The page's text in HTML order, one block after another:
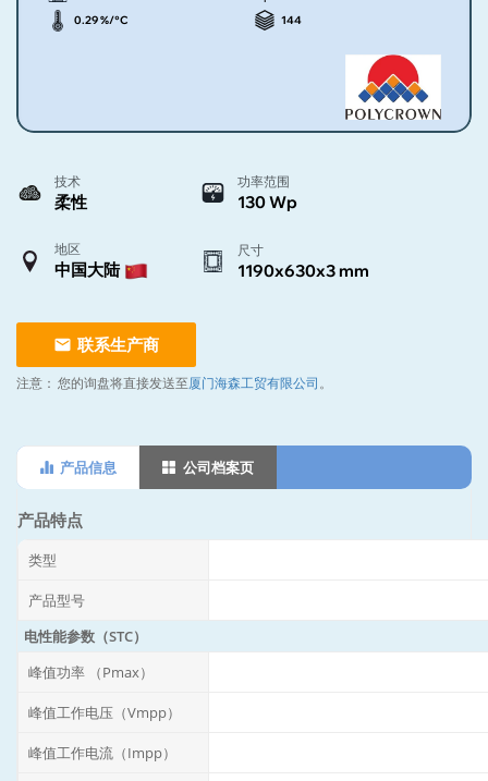
0.29 %/°C 144
技术
柔性
功率范围
130 Wp
地区
中国大陆
尺寸
1190x630x3 mm
联系生产商
注意： 您的询盘将直接发送至厦门海森工贸有限公司 。
产品信息 公司档案页
产品特点
类型
产品型号
电性能参数（STC）
峰值功率 （Pmax）
峰值工作电压（Vmpp）
峰值工作电流（Impp）